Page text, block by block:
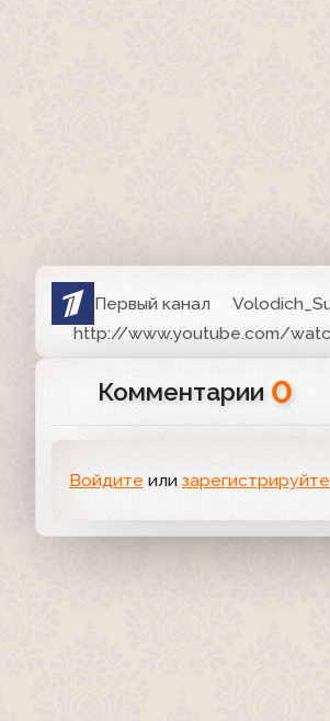
Первый канал
http://www.youtube.com/
Комментарии 0
Войдите или